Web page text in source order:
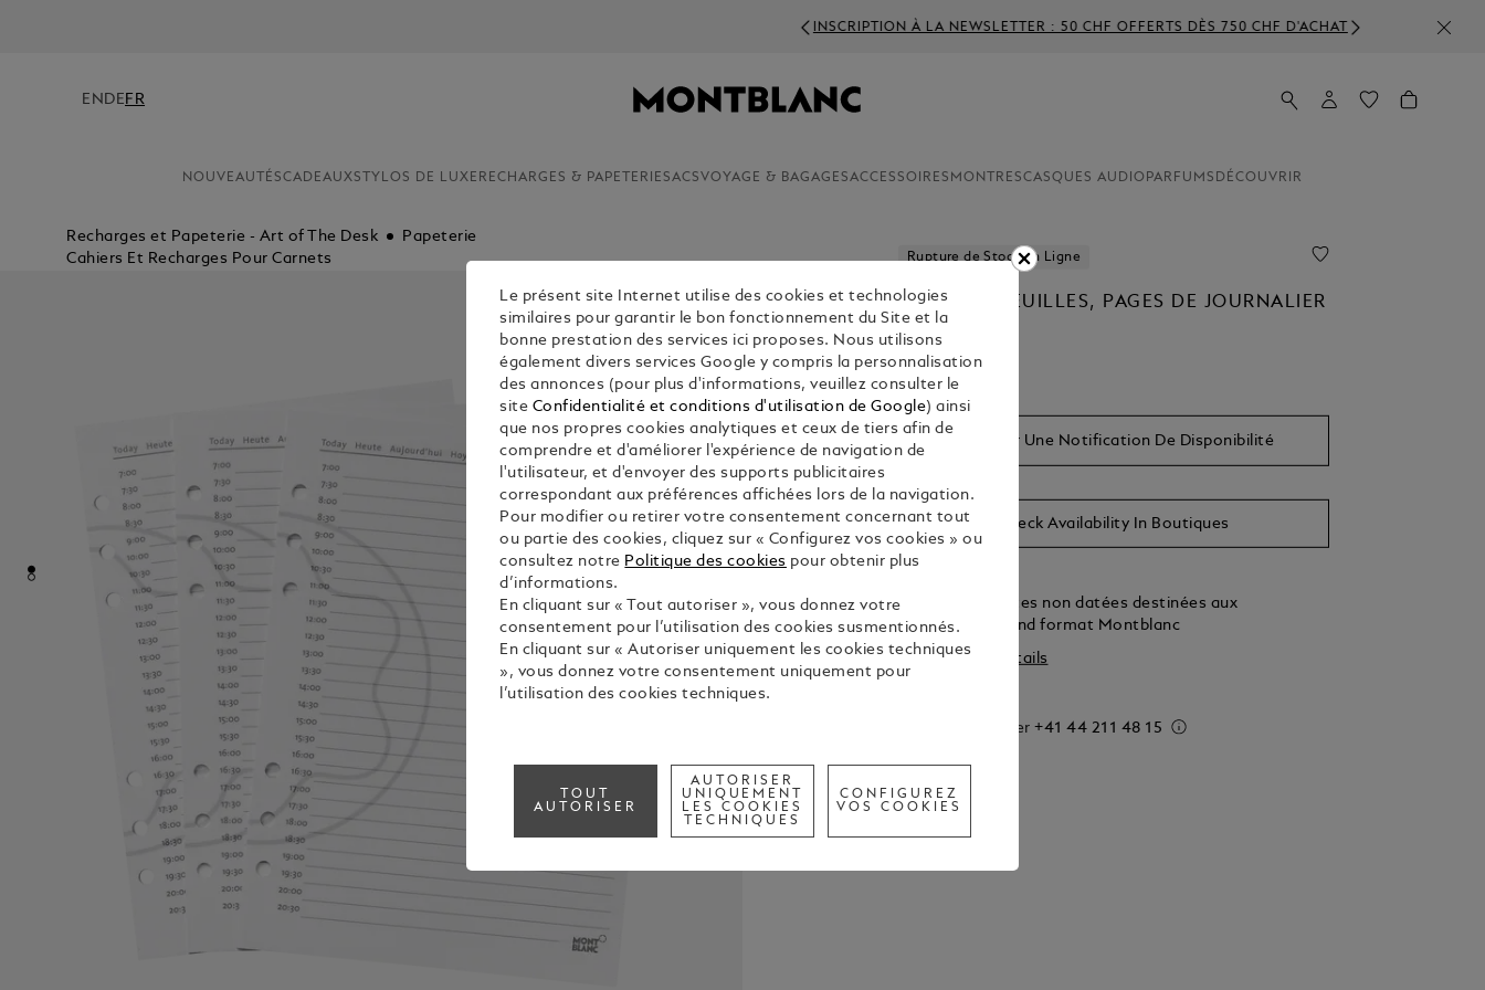
INSCRIPTION À LA NEWSLETTER : 50 CHF OFFERTS DÈS 750 CHF D'ACHAT
EN DE FR
NOUVEAUTÉSCADEAUXSTYLOS DE LUXE RECHARGES & PAPETERIESACSVOYAGE & BAGAGESACCESSOIRES MONTRESCASQUES AUDIO PARFUMS DÉCOUVRIR
Recharges et Papeterie - Art of The Desk
Papeterie
Cahiers Et Recharges Pour Carnets
Rupture de Stock en Ligne
GRANDES FEUILLES, PAGES DE JOURNALIER
CHF 36.10
Recevoir Une Notification De Disponibilité
Check Availability In Boutiques
50 pages volantes non datées destinées aux
organiseurs grand format Montblanc
Voir tous les détails
Call to order+41 44 211 48 15
Le présent site Internet utilise des cookies et technologies
similaires pour garantir le bon fonctionnement du Site et la
bonne prestation des services ici proposes. Nous utilisons
également divers services Google y compris la personnalisation
des annonces (pour plus d'informations, veuillez consulter le
site Confidentialité et conditions d'utilisation de Google) ainsi
que nos propres cookies analytiques et ceux de tiers afin de
comprendre et d'améliorer l'expérience de navigation de
l'utilisateur, et d'envoyer des supports publicitaires
correspondant aux préférences affichées lors de la navigation.
Pour modifier ou retirer votre consentement concernant tout
ou partie des cookies, cliquez sur « Configurez vos cookies » ou
consultez notre Politique des cookies pour obtenir plus
d’informations.
En cliquant sur « Tout autoriser », vous donnez votre
consentement pour l’utilisation des cookies susmentionnés.
En cliquant sur « Autoriser uniquement les cookies techniques
», vous donnez votre consentement uniquement pour
l’utilisation des cookies techniques.
TOUT
AUTORISER
AUTORISER
UNIQUEMENT
LES COOKIES
TECHNIQUES
CONFIGUREZ
VOS COOKIES